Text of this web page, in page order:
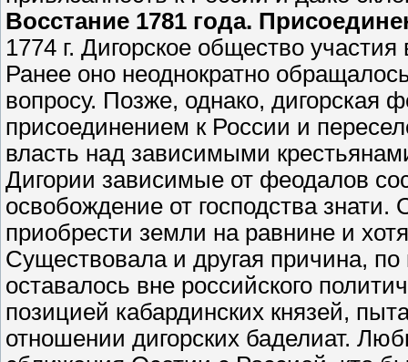
Восстание 1781 года.
1774 г. Дигорское общество
Ранее оно неоднократно
вопросу. Позже, однако, дигорская
присоединением к России и
власть над зависимыми
Дигории зависимые от феодалов
освобождение от господства
приобрести земли на равнине и
Существовала и другая причина,
оставалось вне российского
позицией кабардинских князей,
отношении дигорских баделиат.